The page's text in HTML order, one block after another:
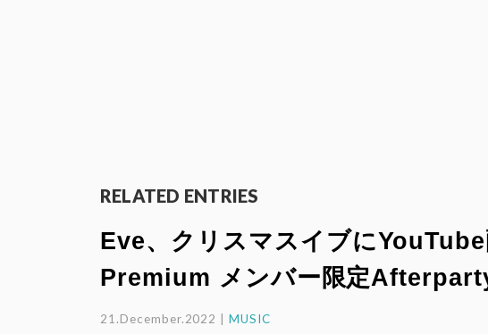
RELATED ENTRIES
Eve、クリスマスイブにYouTube
Premium メンバー限定
21.December.2022 |MUSIC